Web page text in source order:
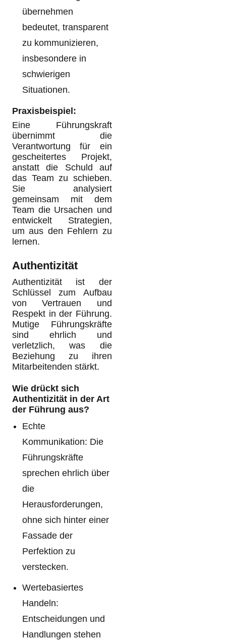
übernehmen
bedeutet, transparent
zu kommunizieren,
insbesondere in
schwierigen
Situationen.
Praxisbeispiel:
Eine Führungskraft
übernimmt die
Verantwortung für ein
gescheitertes Projekt,
anstatt die Schuld auf
das Team zu schieben.
Sie analysiert
gemeinsam mit dem
Team die Ursachen und
entwickelt Strategien,
um aus den Fehlern zu
lernen.
Authentizität
Authentizität ist der
Schlüssel zum Aufbau
von Vertrauen und
Respekt in der Führung.
Mutige Führungskräfte
sind ehrlich und
verletzlich, was die
Beziehung zu ihren
Mitarbeitenden stärkt.
Wie drückt sich
Authentizität in der Art
der Führung aus?
Echte
Kommunikation: Die
Führungskräfte
sprechen ehrlich über
die
Herausforderungen,
ohne sich hinter einer
Fassade der
Perfektion zu
verstecken.
Wertebasiertes
Handeln:
Entscheidungen und
Handlungen stehen